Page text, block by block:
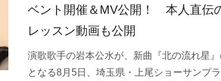
ベント開催＆MV公開！ 本人直伝
レッスン動画も公開
演歌歌手の岩本公水が、新曲『北の流れ星』
となる8月5日、埼玉県・上尾ショーサンプ